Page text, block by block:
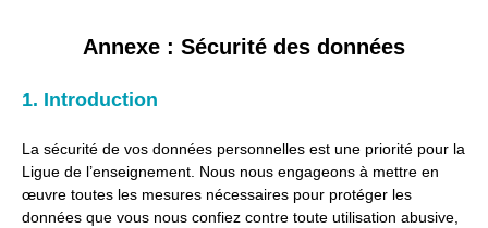
Annexe : Sécurité des données
1. Introduction
La sécurité de vos données personnelles est une priorité pour la
Ligue de l’enseignement. Nous nous engageons à mettre en
œuvre toutes les mesures nécessaires pour protéger les
données que vous nous confiez contre toute utilisation abusive,